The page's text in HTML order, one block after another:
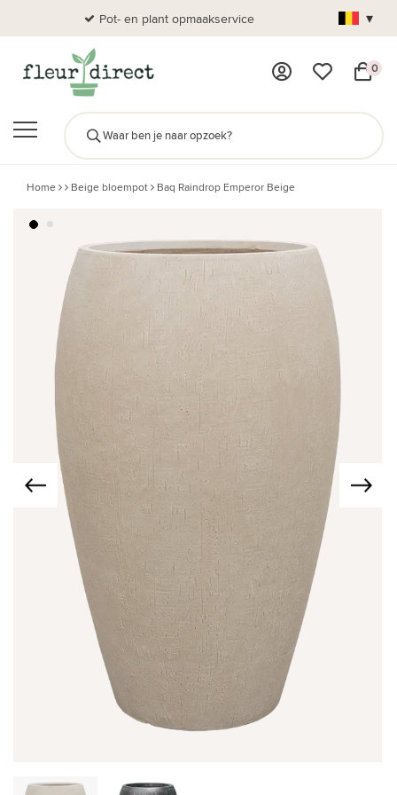
Pot- en plant opmaakservice ▾
0
Home Beige bloempot Baq Raindrop Emperor Beige